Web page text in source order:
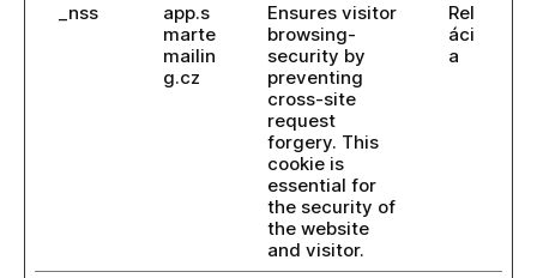
_nss
app.s
marte
mailin
g.cz
Ensures visitor
browsing-
security by
preventing
cross-site
request
forgery. This
cookie is
essential for
the security of
the website
and visitor.
Rel
áci
a